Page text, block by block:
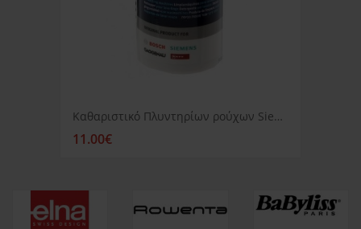
Καθαριστικό Πλυντηρίων ρούχων Siemens
11.00€